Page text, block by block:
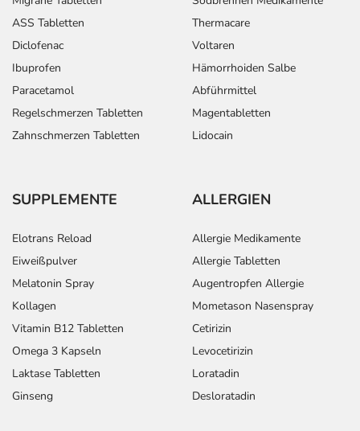
ASS Tabletten
Diclofenac
Ibuprofen
Paracetamol
Regelschmerzen Tabletten
Zahnschmerzen Tabletten
Thermacare
Voltaren
Hämorrhoiden Salbe
Abführmittel
Magentabletten
Lidocain
SUPPLEMENTE
Elotrans Reload
Eiweißpulver
Melatonin Spray
Kollagen
Vitamin B12 Tabletten
Omega 3 Kapseln
Laktase Tabletten
Ginseng
ALLERGIEN
Allergie Medikamente
Allergie Tabletten
Augentropfen Allergie
Mometason Nasenspray
Cetirizin
Levocetirizin
Loratadin
Desloratadin